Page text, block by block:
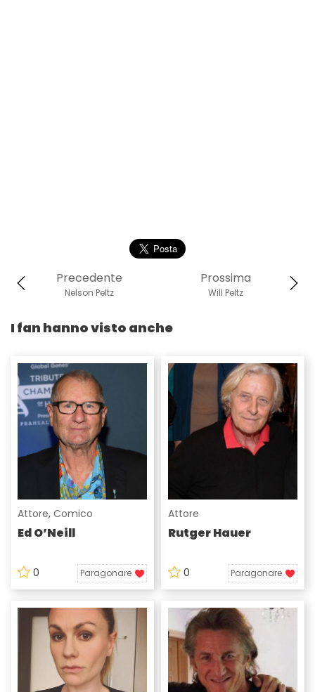
Prossima
Will Peltz
Precedente
Nelson Peltz
I fan hanno visto anche
Attore, Comico
Ed O’Neill
0 Paragonare
Attore
Rutger Hauer
0 Paragonare